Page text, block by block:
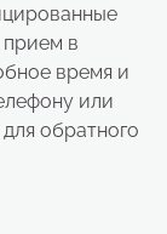
прием в
время и
или
обратного